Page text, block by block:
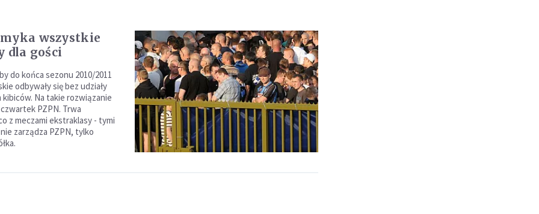
wszystkie
dla gości
do końca sezonu 2010/2011
odbywały się bez udziały
Na takie rozwiązanie
PZPN. Trwa
z meczami ekstraklasy - tymi
zarządza PZPN, tylko